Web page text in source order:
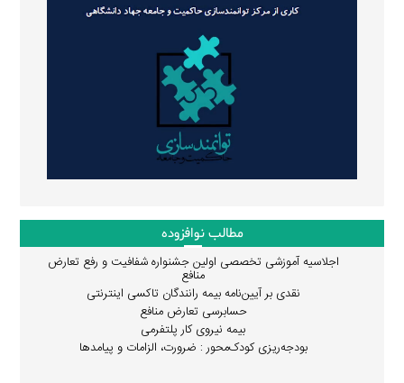
مطالب نوافزوده
اجلاسیه آموزشی تخصصی اولین جشنواره شفافیت و رفع تعارض
منافع
نقدی بر آیین‌نامه بیمه رانندگان تاکسی اینترنتی
حسابرسی تعارض منافع
بیمه نیروی کار پلتفرمی
بودجه‌ریزی کودک‌محور : ضرورت، الزامات و پیامدها